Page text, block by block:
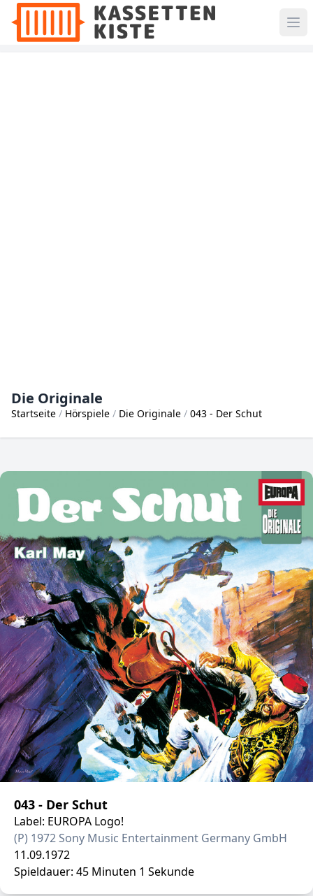
Die Originale
Startseite Hörspiele Die Originale 043 - Der Schut
043 - Der Schut
Label: EUROPA Logo!
(P) 1972 Sony Music Entertainment Germany GmbH
11.09.1972
Spieldauer: 45 Minuten 1 Sekunde